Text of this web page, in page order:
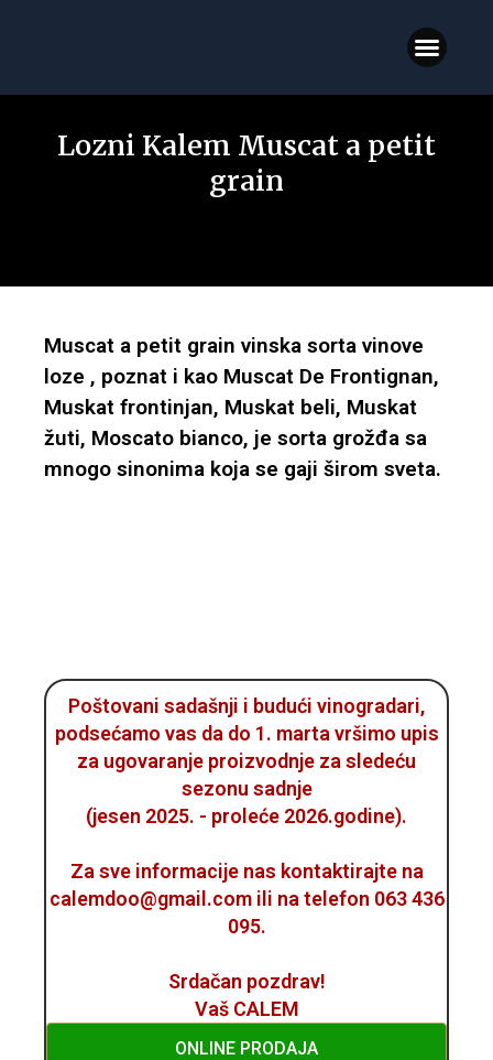
Lozni Kalem Muscat a petit
grain
Muscat a petit grain vinska sorta vinove
loze , poznat i kao Muscat De Frontignan,
Muskat frontinjan, Muskat beli, Muskat
žuti, Moscato bianco, je sorta grožđa sa
mnogo sinonima koja se gaji širom sveta.
Poštovani sadašnji i budući vinogradari,
podsećamo vas da do 1. marta vršimo upis
za ugovaranje proizvodnje za sledeću
sezonu sadnje
(jesen 2025. - proleće 2026.godine).
Za sve informacije nas kontaktirajte na
calemdoo@gmail.com ili na telefon 063 436
095.
Srdačan pozdrav!
Vaš CALEM
ONLINE PRODAJA